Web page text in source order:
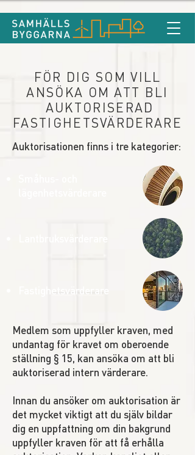
FÖR DIG SOM VILL
ANSÖKA OM ATT BLI
AUKTORISERAD
FASTIGHETSVÄRDERARE
Auktorisationen finns i tre kategorier:​​​
Fastighetsvärderare
​​Medlem som uppfyller kraven, med
undantag för kravet om oberoende
ställning § 15, kan ansöka om att bli
auktoriserad intern värderare.
Innan du ansöker om auktorisation är
det mycket viktigt att du själv bildar
dig en uppfattning om din bakgrund
uppfyller kraven för att få erhålla